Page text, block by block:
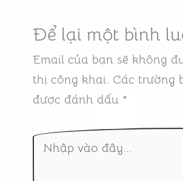
Để lại một bình
Email của bạn sẽ không
thị công khai. Các trường
được đánh dấu *
Nhập
vào
đây...